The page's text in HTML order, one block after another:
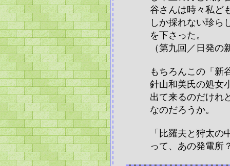
谷さんは時々私ど
しか採れない珍ら
を下さった。
（第九回／日発の
もちろんこの「新
針山和美氏の処女
出て来るのだけれ
なのだろうか。
「比羅夫と狩太
って、あの発電所